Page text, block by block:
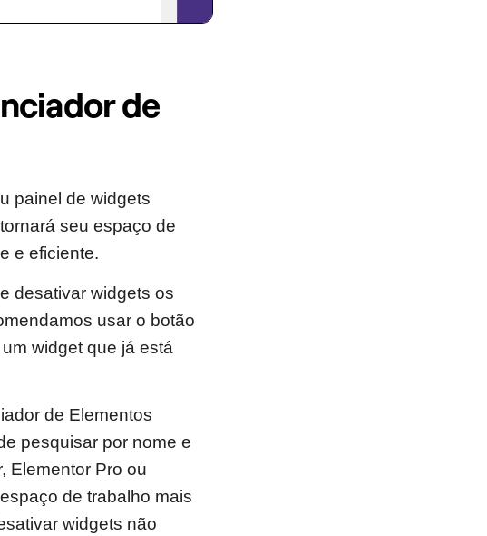
de
painel de widgets
seu espaço de
e eficiente.
desativar widgets os
usar o botão
widget que já está
de Elementos
pesquisar por nome e
Elementor Pro ou
de trabalho mais
widgets não